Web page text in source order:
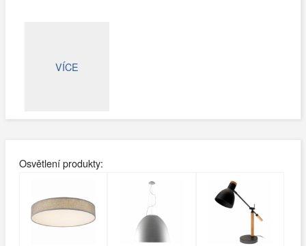
VÍCE
Osvětlení produkty: